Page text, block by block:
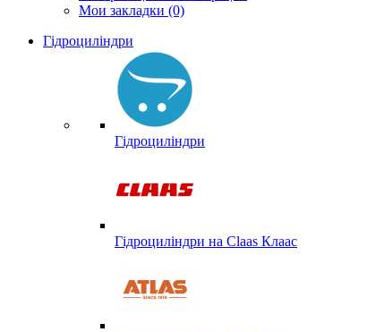
Мои закладки (0)
Гідроциліндри
Гідроциліндри
Гідроциліндри на Claas Клаас